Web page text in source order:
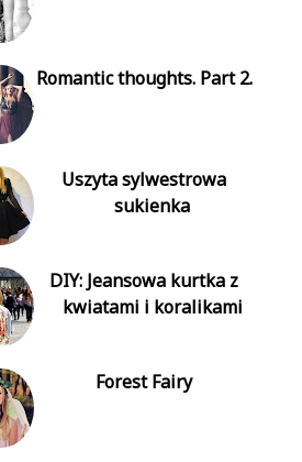
Romantic thoughts. Part 2.
Uszyta sylwestrowa
sukienka
DIY: Jeansowa kurtka z
kwiatami i koralikami
Forest Fairy